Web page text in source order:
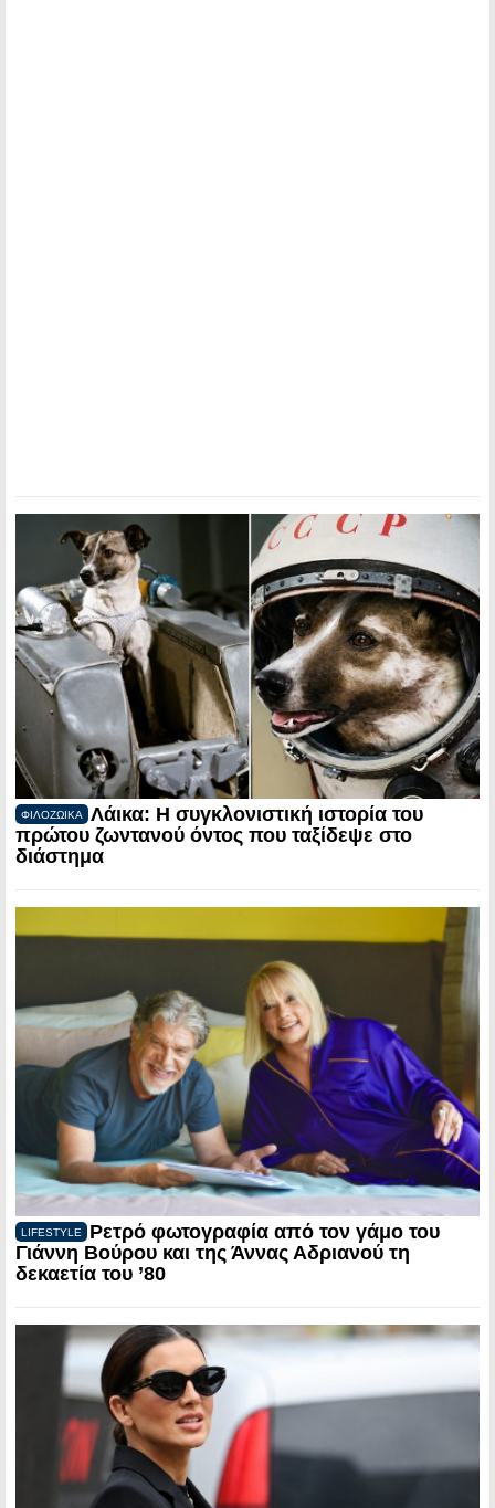
ΦΙΛΟΖΩΙΚΑ
Λάικα: Η συγκλονιστική ιστορία του
πρώτου ζωντανού όντος που ταξίδεψε στο
διάστημα
LIFESTYLE
Ρετρό φωτογραφία από τον γάμο του
Γιάννη Βούρου και της Άννας Αδριανού τη
δεκαετία του ’80